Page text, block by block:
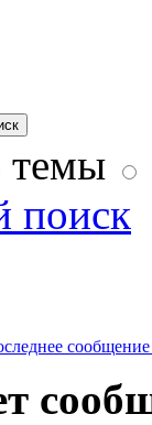
темы
поиск
сообщение